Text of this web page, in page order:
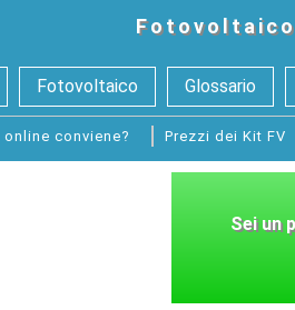
Fotovoltaico
Fotovoltaico Glossario
online conviene? Prezzi dei Kit FV